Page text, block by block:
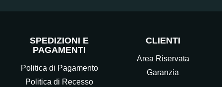
SPEDIZIONI E
PAGAMENTI
Politica di Pagamento
Politica di Recesso
CLIENTI
Area Riservata
Garanzia